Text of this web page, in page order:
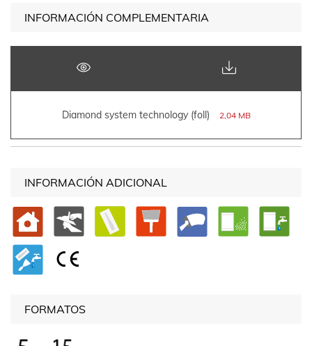
INFORMACIÓN COMPLEMENTARIA
Diamond system technology (foll) 2,04 MB
INFORMACIÓN ADICIONAL
FORMATOS